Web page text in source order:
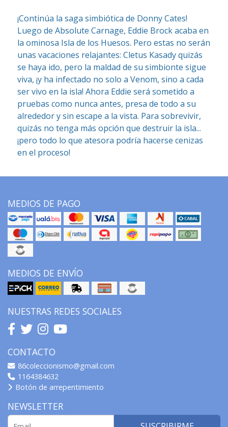
¡Continúa la saga simbiótica de Donny Cates!
Luego de Absolute Carnage, Eddie Brock acaba en
la ominosa Isla de los Huesos. Pero estas no serán
unas vacaciones relajantes: Cletus Kasady quizás
se haya ido, pero la maldad de su simbionte sigue
viva, ¡y ha infectado no solo a Venom, sino a cada
ser vivo en la isla! Ahora Eddie será sometido a
pruebas como nunca antes, presa de todo a su
alrededor y sin escape a la vista. Para sobrevivir,
quizás no tenga más opción que destruir la isla...
¡pero todo lo que atesora podría hacerse cenizas
en el proceso!
MEDIOS DE PAGO
MEDIOS DE ENVÍO
NUESTRAS REDES SOCIALES
CONTACTO
86coleccionismo@gmail.com
1164384632
Botón de arrepentimiento
NEWSLETTER